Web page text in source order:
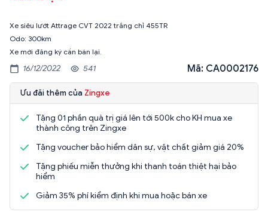
Xe siêu lướt Attrage CVT 2022 trắng chỉ 455TR
Odo: 300km
Xe mới đăng ký cần bán lại.
16/12/2022 541 Mã: CA0002176
Ưu đãi thêm của Zingxe
Tặng 01 phần quà trị giá lên tới 500k cho KH mua xe
thành công trên Zingxe
Tặng voucher bảo hiểm dân sự, vật chất giảm giá 20%
Tặng phiếu miễn thưởng khi thanh toán thiệt hại bảo
hiểm
Giảm 35% phí kiểm định khi mua hoặc bán xe